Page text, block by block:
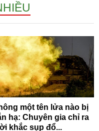
một tên lửa nào bị
hạ: Chuyên gia chỉ ra
khắc sụp đổ...